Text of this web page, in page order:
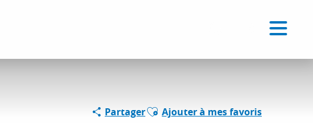
PartagerAjouter aux favoris
Ajouter à mes favoris